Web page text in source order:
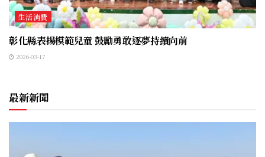
生活消費
彰化縣表揚模範兒童 鼓勵勇敢逐夢持續向前
2026-03-17
最新新聞